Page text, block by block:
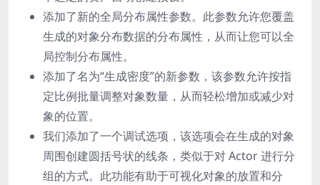
添加了新的全局分布属性参数。此参数允许您覆盖
生成的对象分布数据的分布属性，从而让您可以全
局控制分布属性。
添加了名为“生成密度”的新参数，该参数允许按指
定比例批量调整对象数量，从而轻松增加或减少对
象的位置。
我们添加了一个调试选项，该选项会在生成的对象
周围创建圆括号状的线条，类似于对 Actor 进行分
组的方式。此功能有助于可视化对象的放置和分